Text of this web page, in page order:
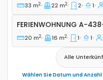
33 m2 22 m2 2 1
Ferienwohnung A-
FERIENWOHNUNG A-
20 m2 16 m2 1 1
Alle
Wählen Sie Datum und